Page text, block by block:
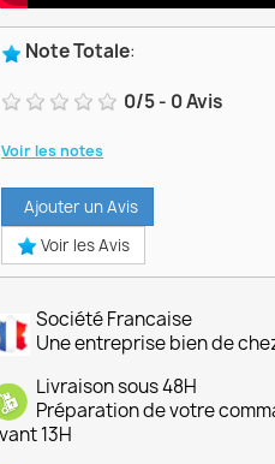
Note Totale:
0/5- 0Avis
Voir les notes
Ajouter un Avis
Voir les Avis
Société Francaise
Une entreprise bien de
Livraison sous 48H
Préparation de votre
13H